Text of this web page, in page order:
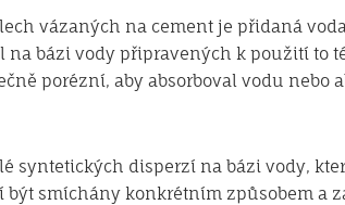
vázaných na cement je přidaná
bázi vody připravených k použití to
porézní, aby absorboval vodu nebo
disperzí na bázi vody,
být smíchány konkrétním způsobem a